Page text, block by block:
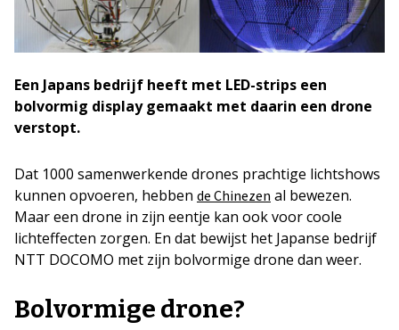
Een Japans bedrijf heeft met LED-strips een
bolvormig display gemaakt met daarin een drone
verstopt.
Dat 1000 samenwerkende drones prachtige lichtshows
kunnen opvoeren, hebben de Chinezen al bewezen.
Maar een drone in zijn eentje kan ook voor coole
lichteffecten zorgen. En dat bewijst het Japanse bedrijf
NTT DOCOMO met zijn bolvormige drone dan weer.
Bolvormige drone?